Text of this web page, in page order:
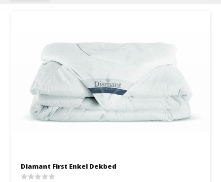
Diamant First Enkel Dekbed